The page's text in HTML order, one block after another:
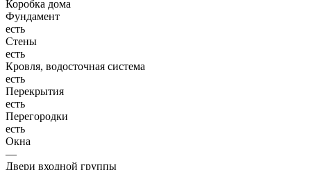
Коробка дома
Фундамент
есть
Стены
есть
Кровля, водосточная система
есть
Перекрытия
есть
Перегородки
есть
Окна
—
Двери входной группы